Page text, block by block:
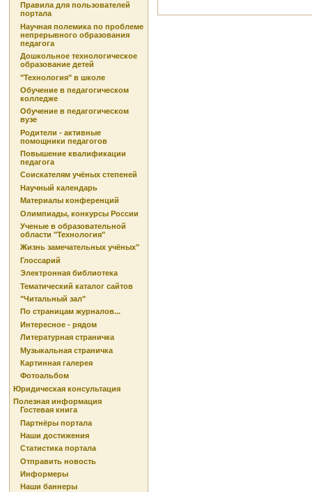
Правила для пользователей
портала
Научная полемика по проблеме
непрерывного образования
педагога
Дошкольное технологическое
образование детей
"Технология" в школе
Обучение в педагогическом
колледже
Обучение в педагогическом
вузе
Родители - активные
помощники педагогов
Повышение квалификации
педагога
Соискателям учёных степеней
Научный календарь
Материалы конференций
Олимпиады, конкурсы России
Ученые в образовательной
области "Технология"
Жизнь замечательных учёных"
Глоссарий
Электронная библиотека
Тематический каталог сайтов
"Читальный зал"
По страницам журналов...
Интересное - рядом
Литературная страничка
Музыкальная страничка
Картинная галерея
Фотоальбом
Юридическая консультация
Полезная информация
Гостевая книга
Партнёры портала
Наши достижения
Статистика портала
Отправить новость
Информеры
Наши баннеры